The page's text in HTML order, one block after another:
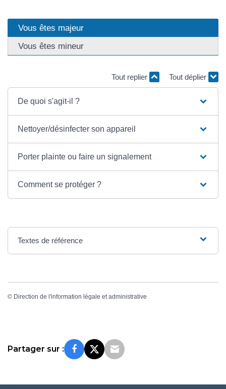
Vous êtes majeur
Vous êtes mineur
Tout replier Tout déplier
De quoi s'agit-il ?
Nettoyer/désinfecter son appareil
Porter plainte ou faire un signalement
Comment se protéger ?
Textes de référence
© Direction de l'information légale et administrative
Partager sur :